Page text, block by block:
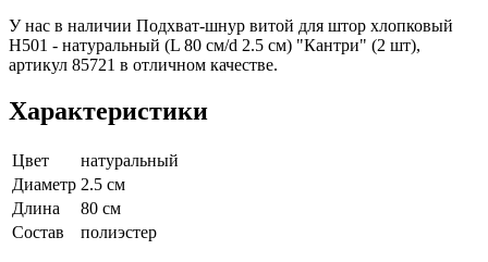
У нас в наличии Подхват-шнур витой для штор хлопковый
H501 - натуральный (L 80 см/d 2.5 см) "Кантри" (2 шт),
артикул 85721 в отличном качестве.
Характеристики
Цвет
натуральный
Диаметр 2.5 см
Длина
80 см
Состав
полиэстер